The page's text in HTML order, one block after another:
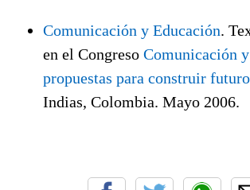
Comunicación y Educación.
en el Congreso Comunicación
propuestas para construir futuro
Indias, Colombia. Mayo 2006.